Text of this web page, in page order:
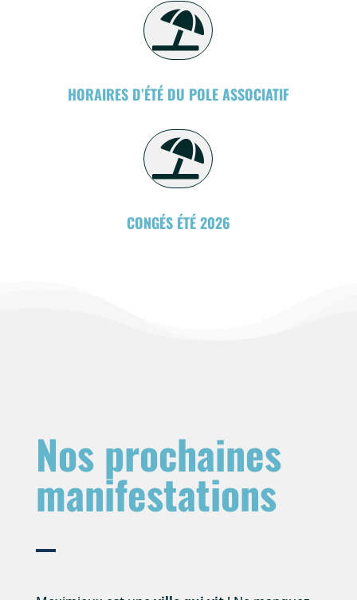

HORAIRES D’ÉTÉ DU POLE ASSOCIATIF

CONGÉS ÉTÉ 2026
Nos prochaines
manifestations